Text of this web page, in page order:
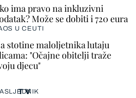
ima pravo na inkluzivni
Može se dobiti i 720 eura
U CEUTI
stotine maloljetnika lutaju
"Očajne obitelji traže
djecu"
TV